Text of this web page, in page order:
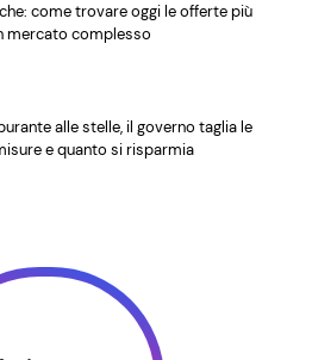
come trovare oggi le offerte più
mercato complesso
alle stelle, il governo taglia le
e quanto si risparmia